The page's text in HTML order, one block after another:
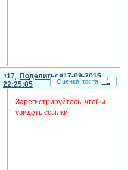
Поделиться
17
17-09-2015
22:25:05
Зарегистрируйтесь, чтобы
увидеть ссылки
+1